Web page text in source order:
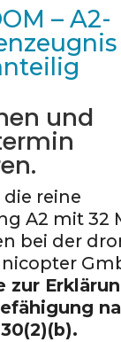
– A2-
und
reine
A2 mit 32
bei der
zur